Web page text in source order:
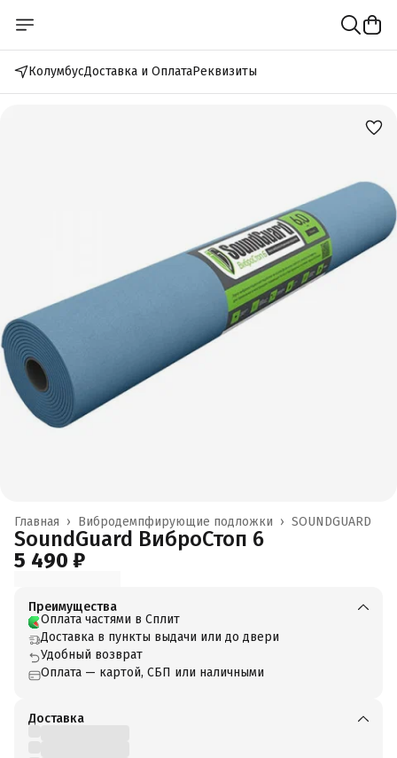
КолумбусДоставка и ОплатаРеквизиты
SOUNDGUARD
Вибродемпфирующие подложки ›
Главная ›
SoundGuard ВиброСтоп 6
5 490 ₽
Преимущества
Оплата частями в Сплит
Доставка в пункты выдачи или до двери
Удобный возврат
Оплата — картой, СБП или наличными
Доставка